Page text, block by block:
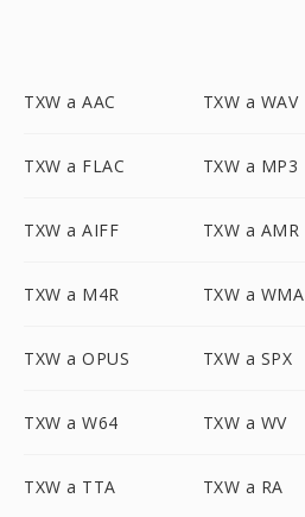
TXW a AAC TXW a WAV
TXW a FLAC TXW a MP3
TXW a AIFF TXW a AMR
TXW a M4R TXW a WMA
TXW a OPUS TXW a SPX
TXW a W64 TXW a WV
TXW a TTA TXW a RA